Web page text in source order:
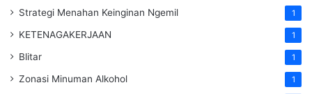
Strategi Menahan Keinginan Ngemil 1
KETENAGAKERJAAN 1
Blitar 1
Zonasi Minuman Alkohol 1